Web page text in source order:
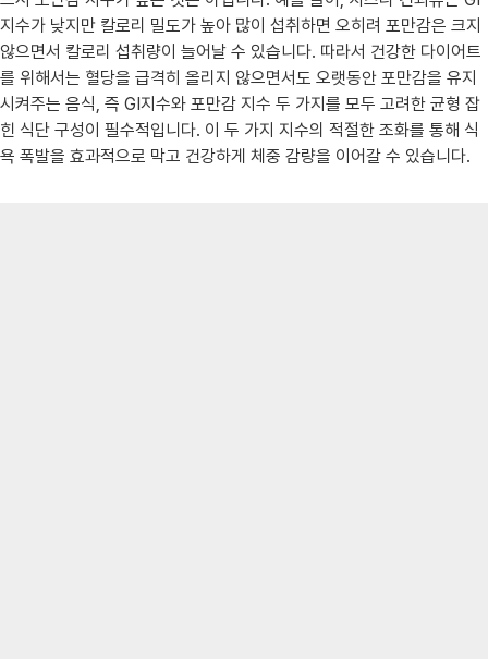
지수가 낮지만 칼로리 밀도가 높아 많이 섭취하면 오히려 포만감은 크지
않으면서 칼로리 섭취량이 늘어날 수 있습니다. 따라서 건강한 다이어트
를 위해서는 혈당을 급격히 올리지 않으면서도 오랫동안 포만감을 유지
시켜주는 음식, 즉 GI지수와 포만감 지수 두 가지를 모두 고려한 균형 잡
힌 식단 구성이 필수적입니다. 이 두 가지 지수의 적절한 조화를 통해 식
욕 폭발을 효과적으로 막고 건강하게 체중 감량을 이어갈 수 있습니다.